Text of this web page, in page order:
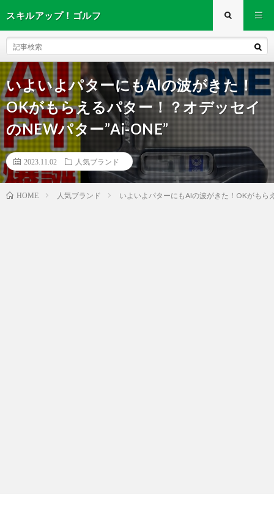
スキルアップ！ゴルフ
いよいよパターにもAIの波がきた！
OKがもらえるパター！？オデッセイ
のNEWパター”Ai-ONE”
2023.11.02 人気ブランド
HOME 人気ブランド いよいよパターにもAIの波がきた！OKがも